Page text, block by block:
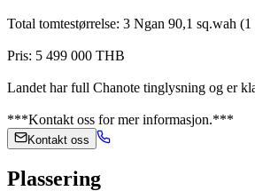
Total tomtestørrelse: 3 Ngan 90,1 sq.wah
Pris: 5 499 000 THB
Landet har full Chanote tinglysning og er
***Kontakt oss for mer informasjon.***
Kontakt oss
Plassering